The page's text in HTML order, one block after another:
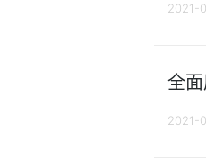
2021-
全
2021-